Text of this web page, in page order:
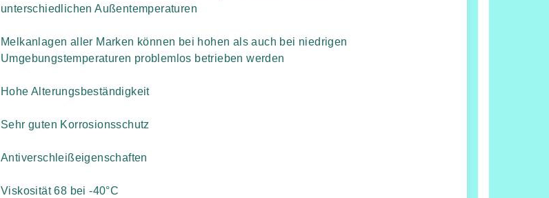
unterschiedlichen Außentemperaturen
Melkanlagen aller Marken können bei hohen als auch bei niedrigen
Umgebungstemperaturen problemlos betrieben werden
Hohe Alterungsbeständigkeit
Sehr guten Korrosionsschutz
Antiverschleißeigenschaften
Viskosität 68 bei -40°C